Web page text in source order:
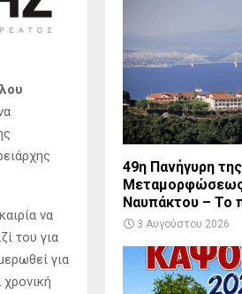
να
του για
για
49η Πανήγυρη
Ναυπάκτου – Το
3 Αυγούστου 2026